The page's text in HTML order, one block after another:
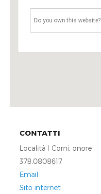
Do you own this website?
CONTATTI
Località I Corni, onore
378.0808617
Email
Sito internet